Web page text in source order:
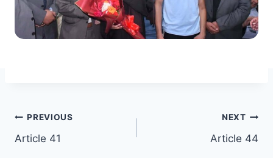
Post
navigation
PREVIOUS
Article 41
NEXT
Article 44